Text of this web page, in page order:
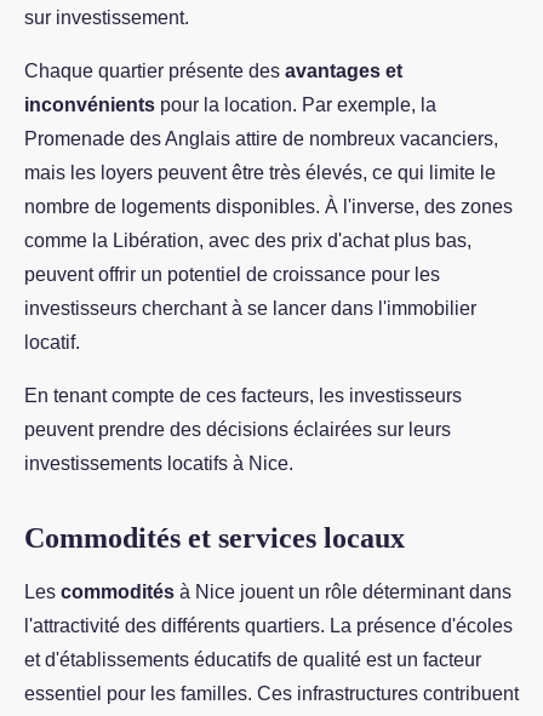
sur investissement.
Chaque quartier présente des avantages et
inconvénients pour la location. Par exemple, la
Promenade des Anglais attire de nombreux vacanciers,
mais les loyers peuvent être très élevés, ce qui limite le
nombre de logements disponibles. À l'inverse, des zones
comme la Libération, avec des prix d'achat plus bas,
peuvent offrir un potentiel de croissance pour les
investisseurs cherchant à se lancer dans l'immobilier
locatif.
En tenant compte de ces facteurs, les investisseurs
peuvent prendre des décisions éclairées sur leurs
investissements locatifs à Nice.
Commodités et services locaux
Les commodités à Nice jouent un rôle déterminant dans
l'attractivité des différents quartiers. La présence d'écoles
et d'établissements éducatifs de qualité est un facteur
essentiel pour les familles. Ces infrastructures contribuent